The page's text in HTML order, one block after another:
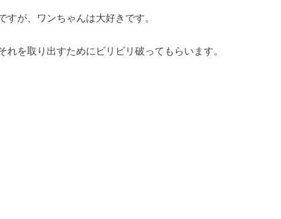
すが、ワンちゃんは大好きです。
を取り出すためにビリビリ破ってもらいます。